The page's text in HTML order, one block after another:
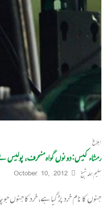
ابلاغ
رمشاء کیس: دونوں گواہ منحرف، پولیس
سلیم اللہ شیخ October 10, 2012
جنوں کا نام خرد پڑ گیا ہے، خرد کا جنوں